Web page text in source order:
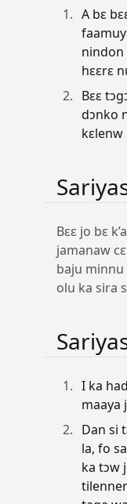
A bɛ
nindon
hɛɛrɛ
Bɛɛ
dɔnko
kɛlenw
Bɛɛ jo bɛ
jamanaw
baju minnu
olu ka sira
I ka
maaya
Dan si
la, fo
ka tɔw